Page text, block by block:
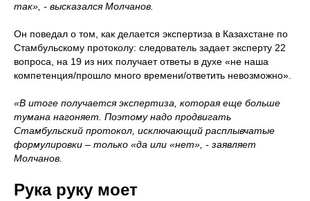
так», - высказался Молчанов.
Он поведал о том, как делается экспертиза в Казахстане по
Стамбульскому протоколу: следователь задает эксперту 22
вопроса, на 19 из них получает ответы в духе «не наша
компетенция/прошло много времени/ответить невозможно».
«В итоге получается экспертиза, которая еще больше
тумана нагоняет. Поэтому надо продвигать
Стамбульский протокол, исключающий расплывчатые
формулировки – только «да или «нет», - заявляет
Молчанов.
Рука руку моет